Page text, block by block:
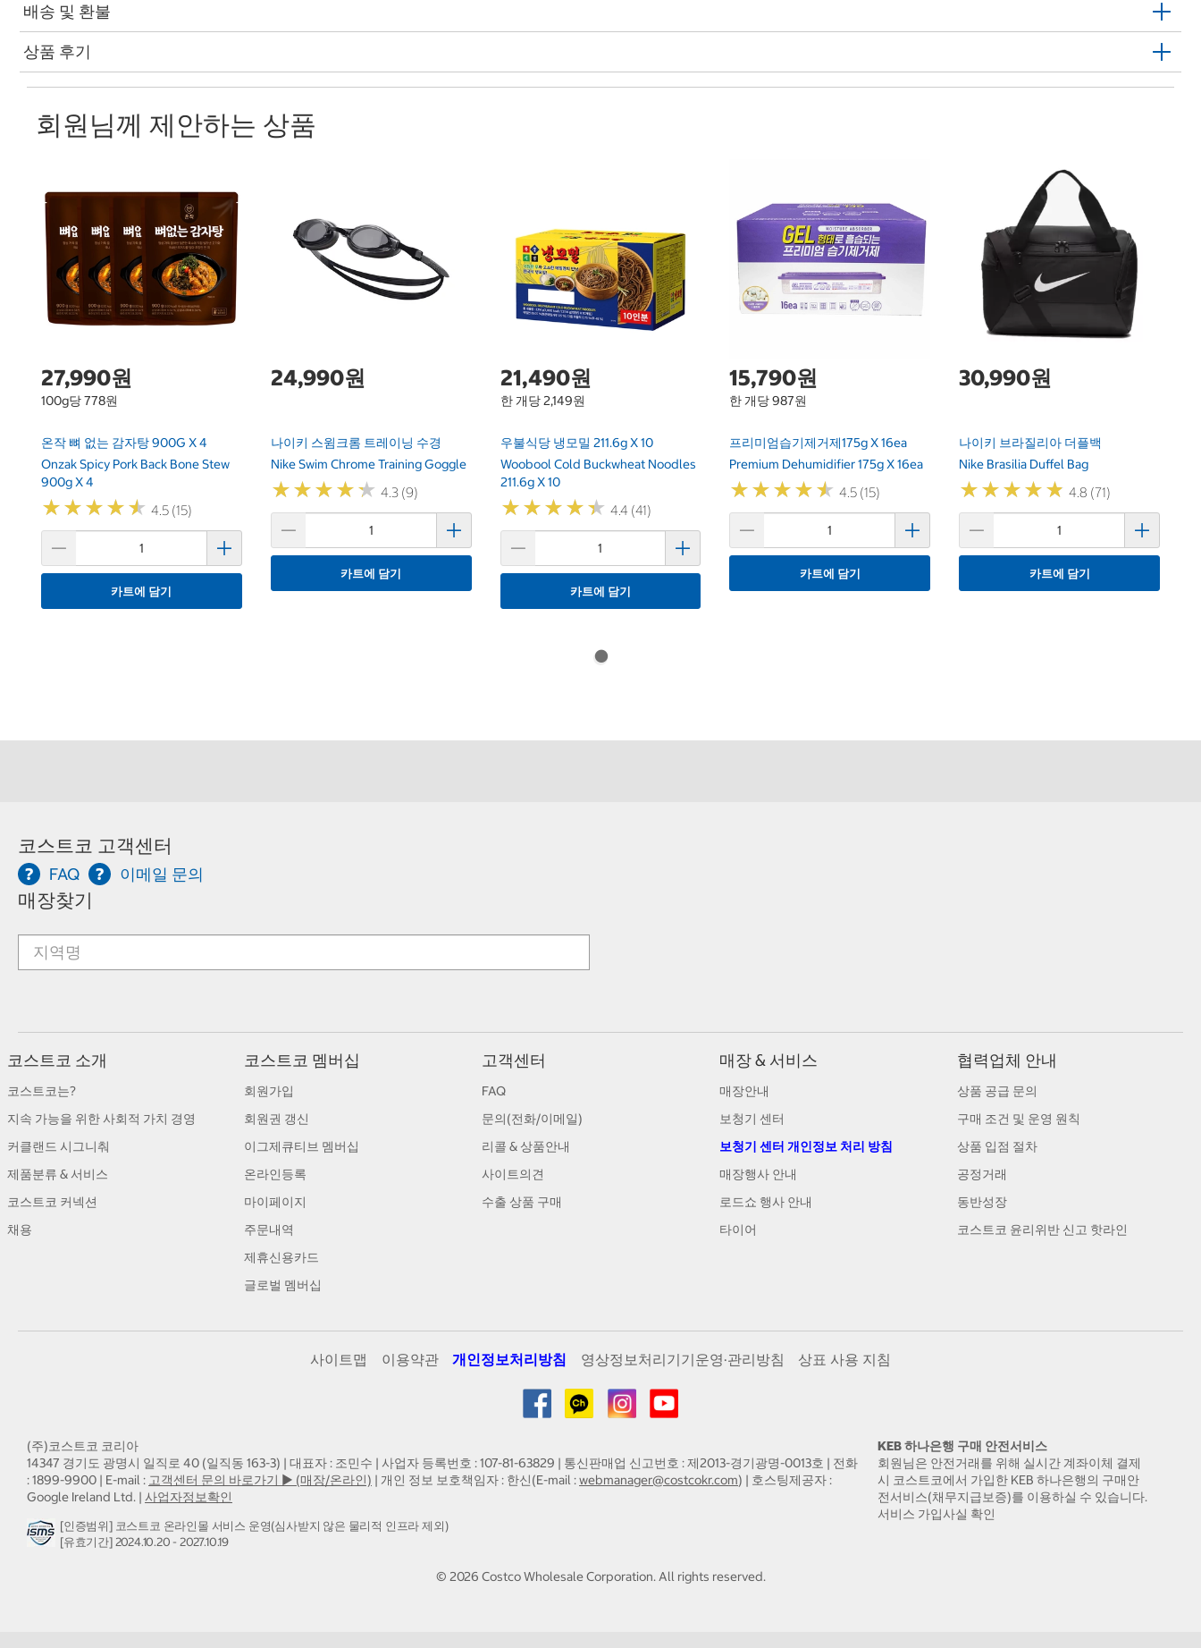
배송 및 환불
상품 후기
회원님께 제안하는 상품
27,990원
100g당 778원
온작 뼈 없는 감자탕 900G X 4
Onzak Spicy Pork Back Bone Stew
900g X 4
★★★★★
★★★★★ 4.5 (15)
카트에 담기
24,990원
나이키 스윔크롬 트레이닝 수경
Nike Swim Chrome Training Goggle
★★★★★
★★★★★ 4.3 (9)
카트에 담기
21,490원
한 개당 2,149원
우불식당 냉모밀 211.6g X 10
Woobool Cold Buckwheat Noodles
211.6g X 10
★★★★★
★★★★★ 4.4 (41)
카트에 담기
15,790원
한 개당 987원
프리미엄습기제거제175g X 16ea
Premium Dehumidifier 175g X 16ea
★★★★★
★★★★★ 4.5 (15)
카트에 담기
30,990원
나이키 브라질리아 더플백
Nike Brasilia Duffel Bag
★★★★★
★★★★★ 4.8 (71)
카트에 담기
코스트코 고객센터
FAQ 이메일 문의
매장찾기
코스트코 소개
코스트코는?
지속 가능을 위한 사회적 가치 경영
커클랜드 시그니춰
제품분류 & 서비스
코스트코 커넥션
채용
코스트코 멤버십
회원가입
회원권 갱신
이그제큐티브 멤버십
온라인등록
마이페이지
주문내역
제휴신용카드
글로벌 멤버십
고객센터
FAQ
문의(전화/이메일)
리콜 & 상품안내
사이트의견
수출 상품 구매
매장 & 서비스
매장안내
보청기 센터
보청기 센터 개인정보 처리 방침
매장행사 안내
로드쇼 행사 안내
타이어
협력업체 안내
상품 공급 문의
구매 조건 및 운영 원칙
상품 입점 절차
공정거래
동반성장
코스트코 윤리위반 신고 핫라인
사이트맵 이용약관 개인정보처리방침 영상정보처리기기운영·관리방침 상표 사용 지침
(주)코스트코 코리아
14347 경기도 광명시 일직로 40 (일직동 163-3) | 대표자 : 조민수 | 사업자 등록번호 : 107-81-63829 | 통신판매업 신고번호 : 제2013-경기광명-0013호 | 전화
: 1899-9900 | E-mail : 고객센터 문의 바로가기 ▶ (매장/온라인) | 개인 정보 보호책임자 : 한신(E-mail :webmanager@costcokr.com) | 호스팅제공자 :
Google Ireland Ltd. | 사업자정보확인
[인증범위] 코스트코 온라인몰 서비스 운영(심사받지 않은 물리적 인프라 제외)
[유효기간] 2024.10.20 - 2027.10.19
KEB 하나은행 구매 안전서비스
회원님은 안전거래를 위해 실시간 계좌이체 결제
시 코스트코에서 가입한 KEB 하나은행의 구매안
전서비스(채무지급보증)를 이용하실 수 있습니다.
서비스 가입사실 확인
© 2026 Costco Wholesale Corporation.All rights reserved.